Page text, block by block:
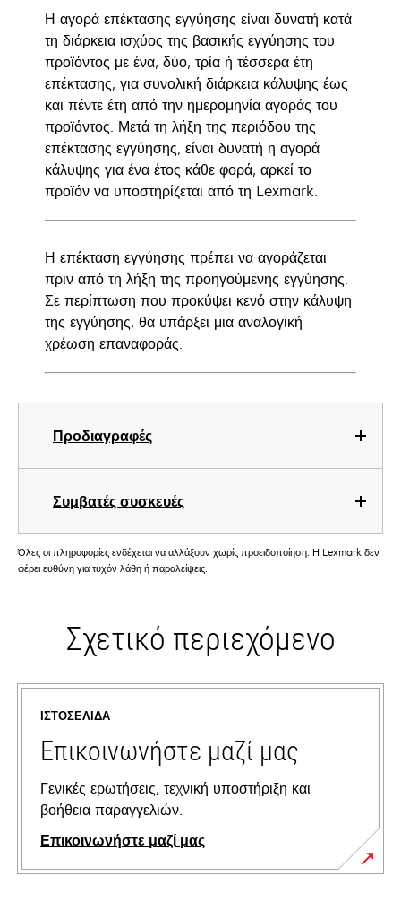
Προδιαγραφές
Συμβατές συσκευές
Η αγορά επέκτασης εγγύησης είναι δυνατή κατά
τη διάρκεια ισχύος της βασικής εγγύησης του
προϊόντος με ένα, δύο, τρία ή τέσσερα έτη
επέκτασης, για συνολική διάρκεια κάλυψης έως
και πέντε έτη από την ημερομηνία αγοράς του
προϊόντος. Μετά τη λήξη της περιόδου της
επέκτασης εγγύησης, είναι δυνατή η αγορά
κάλυψης για ένα έτος κάθε φορά, αρκεί το
προϊόν να υποστηρίζεται από τη Lexmark.
Η επέκταση εγγύησης πρέπει να αγοράζεται
πριν από τη λήξη της προηγούμενης εγγύησης.
Σε περίπτωση που προκύψει κενό στην κάλυψη
της εγγύησης, θα υπάρξει μια αναλογική
χρέωση επαναφοράς.
Όλες οι πληροφορίες ενδέχεται να αλλάξουν χωρίς προειδοποίηση. Η Lexmark δεν
φέρει ευθύνη για τυχόν λάθη ή παραλείψεις.
Σχετικό περιεχόμενο
ΙΣΤΟΣΕΛΊΔΑ
Επικοινωνήστε μαζί μας
Γενικές ερωτήσεις, τεχνική υποστήριξη και
βοήθεια παραγγελιών.
Επικοινωνήστε μαζί μας